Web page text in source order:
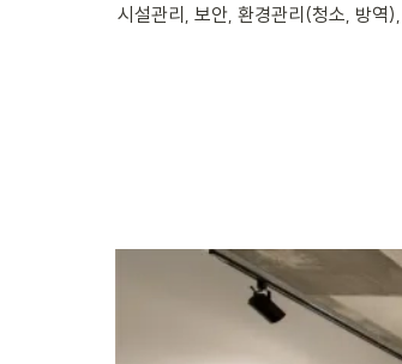
시설관리, 보안, 환경관리(청소, 방역